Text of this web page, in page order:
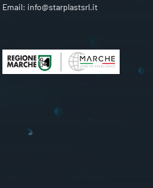
Email: info@starplastsrl.it